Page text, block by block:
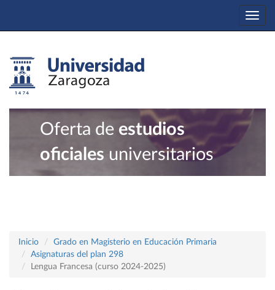
Oferta de estudios
oficiales universitarios
Inicio
Grado en Magisterio en Educación Primaria
Asignaturas del plan 298
Lengua Francesa (curso 2024-2025)